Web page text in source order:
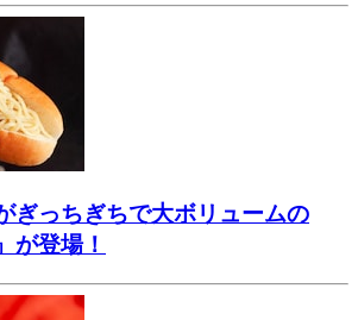
ぎっちぎちで大ボリュームの
が登場！